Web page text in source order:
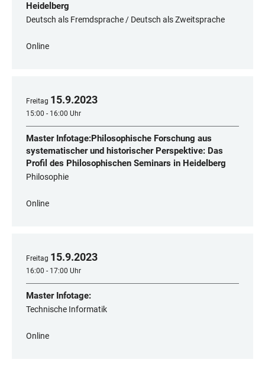
Heidelberg
Deutsch als Fremdsprache / Deutsch als Zweitsprache
Online
Freitag 15.9.2023
15:00 - 16:00 Uhr
Master Infotage:Philosophische Forschung aus
systematischer und historischer Perspektive: Das
Profil des Philosophischen Seminars in Heidelberg
Philosophie
Online
Freitag 15.9.2023
16:00 - 17:00 Uhr
Master Infotage:
Technische Informatik
Online